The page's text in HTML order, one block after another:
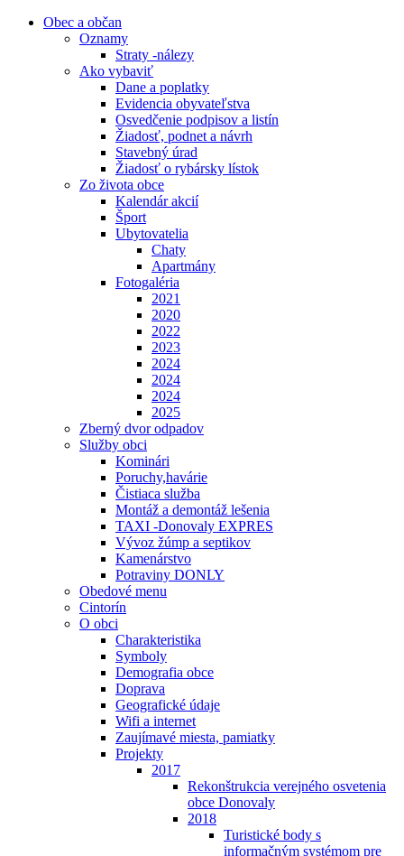
Obec a občan
Oznamy
Straty -nálezy
Ako vybaviť
Dane a poplatky
Evidencia obyvateľstva
Osvedčenie podpisov a listín
Žiadosť, podnet a návrh
Stavebný úrad
Žiadosť o rybársky lístok
Zo života obce
Kalendár akcií
Šport
Ubytovatelia
Chaty
Apartmány
Fotogaléria
2021
2020
2022
2023
2024
2024
2024
2025
Zberný dvor odpadov
Služby obci
Kominári
Poruchy,havárie
Čistiaca služba
Montáž a demontáž lešenia
TAXI -Donovaly EXPRES
Vývoz žúmp a septikov
Kamenárstvo
Potraviny DONLY
Obedové menu
Cintorín
O obci
Charakteristika
Symboly
Demografia obce
Doprava
Geografické údaje
Wifi a internet
Zaujímavé miesta, pamiatky
Projekty
2017
Rekonštrukcia verejného osvetenia
obce Donovaly
2018
Turistické body s
informačným systémom pre